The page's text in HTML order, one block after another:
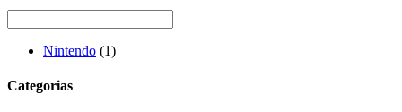
Nintendo (1)
Categorias